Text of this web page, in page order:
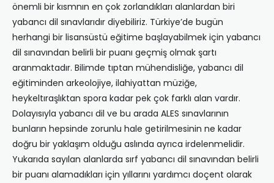
önemli bir kısmnın en çok zorlandıkları alanlardan biri
yabancı dil sınavlarıdır diyebiliriz. Türkiye’de bugün
herhangi bir lisansüstü eğitime başlayabilmek için yabancı
dil sınavından belirli bir puanı geçmiş olmak şartı
aranmaktadır. Bilimde tıptan mühendisliğe, yabancı dil
eğitiminden arkeolojiye, ilahiyattan müziğe,
heykeltıraşlıktan spora kadar pek çok farklı alan vardır.
Dolayısıyla yabancı dil ve bu arada ALES sınavlarının
bunların hepsinde zorunlu hale getirilmesinin ne kadar
doğru bir yaklaşım olduğu aslında ayrıca irdelenmelidir.
Yukarıda sayılan alanlarda sırf yabancı dil sınavından belirli
bir puanı alamadıkları için yıllarını yardımcı doçent olarak